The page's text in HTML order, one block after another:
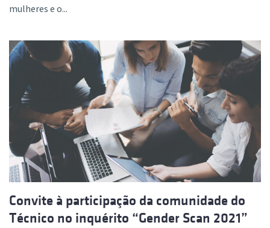
mulheres e o...
Convite à participação da comunidade do
Técnico no inquérito “Gender Scan 2021”